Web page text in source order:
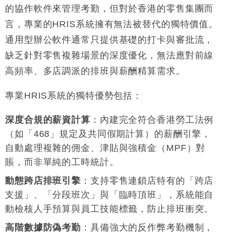
的協作軟件來管理考勤，但對於香港的零售集團而
言，專業的HRIS系統擁有無法被替代的獨特價值。
通用型辦公軟件通常只提供基礎的打卡與審批流，
缺乏針對零售複雜場景的深度優化，無法應對前線
高頻率、多店調派的排班與薪酬精算需求。
專業HRIS系統的獨特優勢包括 ：
深度合規的薪資計算 ：內建完全符合香港勞工法例
（如「468」規定及共同假期計算）的薪酬引擎，
自動處理複雜的佣金、津貼與強積金（MPF）對
賬，而非單純的工時統計。
動態跨店排班引擎 ：支持零售連鎖店特有的「跨店
支援」、「分段班次」與「臨時頂班」，系統能自
動檢核人手預算與員工技能標籤，防止排班衝突。
高階數據防偽考勤 ：具備強大的反作弊考勤機制，